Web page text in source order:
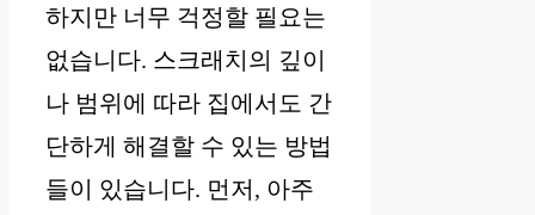
하지만 너무 걱정할 필요는
없습니다. 스크래치의 깊이
나 범위에 따라 집에서도 간
단하게 해결할 수 있는 방법
들이 있습니다. 먼저, 아주